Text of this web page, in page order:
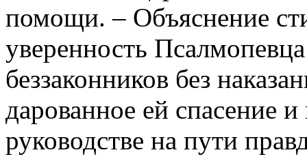
помощи. – Объяснение
уверенность
беззаконников без
дарованное ей спасение
руководстве на пути